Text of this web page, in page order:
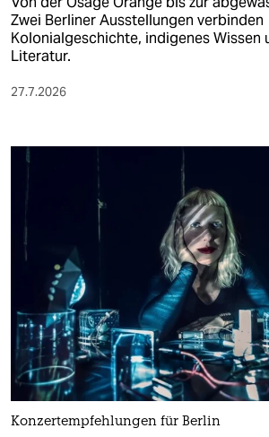
Zwei Berliner Ausstellungen verbinden
Kolonialgeschichte, indigenes Wissen
Literatur.
27.7.2026
Konzertempfehlungen für Berlin